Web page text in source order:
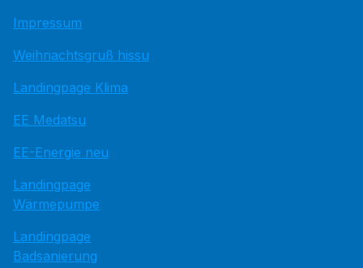
Impressum
Weihnachtsgruß hissu
Landingpage Klima
EE Medatsu
EE-Energie neu
Landingpage
Wärmepumpe
Landingpage
Badsanierung